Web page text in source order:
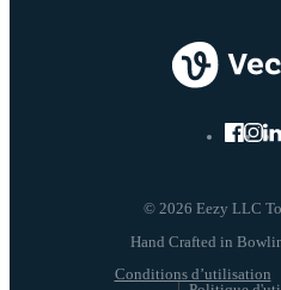
© 2026 Eezy LLC
Conditions d’utilisation